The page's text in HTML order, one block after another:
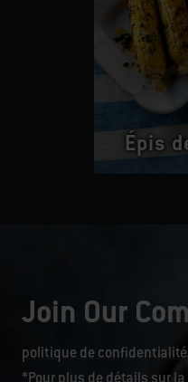
Épis
Join Our
politique de confidentialité.
*Pour plus de détails sur